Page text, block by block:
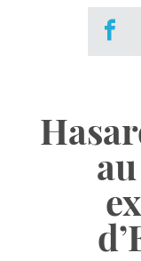
Publications